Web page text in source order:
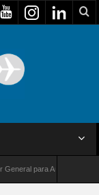
para América Latina